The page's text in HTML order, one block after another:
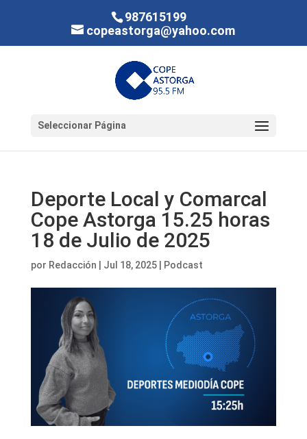
987615199
copeastorga@yahoo.com
Seleccionar Página
Deporte Local y Comarcal
Cope Astorga 15.25 horas
18 de Julio de 2025
por Redacción Jul 18, 2025| Podcast